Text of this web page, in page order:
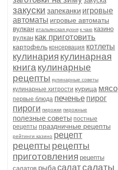
закуски запеканки игровые
автоматы игровые автоматы
вулкан итальянская кухня к чаю казино
вулкан как приготовить
картофель консервация котлеты
кулинария кулинарная
книга кулинарные
рецепты кулинарные советы
кулинарные хитрости курица мясо
первые блюда печенье пирог
пироги пирожки пирожные
полезные советы постные
рецепты праздничные рецепты
рейтинги казино рецепт
рецепты рецепты
приготовления рецепты
салатов рыбасалатсалаты